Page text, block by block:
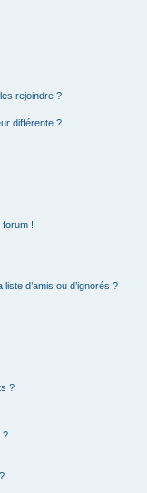
rejoindre ?
différente ?
forum !
d’amis ou d’ignorés ?
?
?